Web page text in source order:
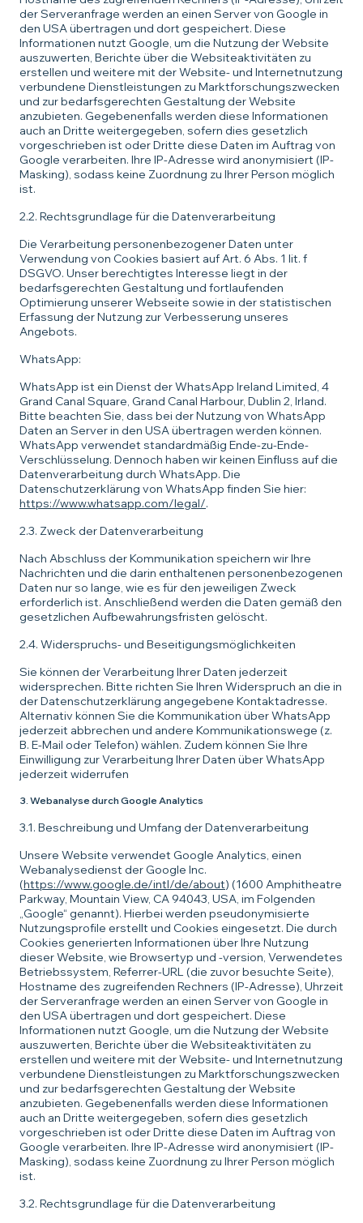
der Serveranfrage werden an einen Server von Google in
den USA übertragen und dort gespeichert. Diese
Informationen nutzt Google, um die Nutzung der Website
auszuwerten, Berichte über die Websiteaktivitäten zu
erstellen und weitere mit der Website- und Internetnutzung
verbundene Dienstleistungen zu Marktforschungszwecken
und zur bedarfsgerechten Gestaltung der Website
anzubieten. Gegebenenfalls werden diese Informationen
auch an Dritte weitergegeben, sofern dies gesetzlich
vorgeschrieben ist oder Dritte diese Daten im Auftrag von
Google verarbeiten. Ihre IP-Adresse wird anonymisiert (IP-
Masking), sodass keine Zuordnung zu Ihrer Person möglich
ist.
2.2. Rechtsgrundlage für die Datenverarbeitung
Die Verarbeitung personenbezogener Daten unter
Verwendung von Cookies basiert auf Art. 6 Abs. 1 lit. f
DSGVO. Unser berechtigtes Interesse liegt in der
bedarfsgerechten Gestaltung und fortlaufenden
Optimierung unserer Webseite sowie in der statistischen
Erfassung der Nutzung zur Verbesserung unseres
Angebots.
WhatsApp:
WhatsApp ist ein Dienst der WhatsApp Ireland Limited, 4
Grand Canal Square, Grand Canal Harbour, Dublin 2, Irland.
Bitte beachten Sie, dass bei der Nutzung von WhatsApp
Daten an Server in den USA übertragen werden können.
WhatsApp verwendet standardmäßig Ende-zu-Ende-
Verschlüsselung. Dennoch haben wir keinen Einfluss auf die
Datenverarbeitung durch WhatsApp. Die
Datenschutzerklärung von WhatsApp finden Sie hier:
https://www.whatsapp.com/legal/.
2.3. Zweck der Datenverarbeitung
Nach Abschluss der Kommunikation speichern wir Ihre
Nachrichten und die darin enthaltenen personenbezogenen
Daten nur so lange, wie es für den jeweiligen Zweck
erforderlich ist. Anschließend werden die Daten gemäß den
gesetzlichen Aufbewahrungsfristen gelöscht.
2.4. Widerspruchs- und Beseitigungsmöglichkeiten
Sie können der Verarbeitung Ihrer Daten jederzeit
widersprechen. Bitte richten Sie Ihren Widerspruch an die in
der Datenschutzerklärung angegebene Kontaktadresse.
Alternativ können Sie die Kommunikation über WhatsApp
jederzeit abbrechen und andere Kommunikationswege (z.
B. E-Mail oder Telefon) wählen. Zudem können Sie Ihre
Einwilligung zur Verarbeitung Ihrer Daten über WhatsApp
jederzeit widerrufen
3. Webanalyse durch Google Analytics
3.1. Beschreibung und Umfang der Datenverarbeitung
Unsere Website verwendet Google Analytics, einen
Webanalysedienst der Google Inc.
(https://www.google.de/intl/de/about) (1600 Amphitheatre
Parkway, Mountain View, CA 94043, USA, im Folgenden
„Google“ genannt). Hierbei werden pseudonymisierte
Nutzungsprofile erstellt und Cookies eingesetzt. Die durch
Cookies generierten Informationen über Ihre Nutzung
dieser Website, wie Browsertyp und -version, Verwendetes
Betriebssystem, Referrer-URL (die zuvor besuchte Seite),
Hostname des zugreifenden Rechners (IP-Adresse), Uhrzeit
der Serveranfrage werden an einen Server von Google in
den USA übertragen und dort gespeichert. Diese
Informationen nutzt Google, um die Nutzung der Website
auszuwerten, Berichte über die Websiteaktivitäten zu
erstellen und weitere mit der Website- und Internetnutzung
verbundene Dienstleistungen zu Marktforschungszwecken
und zur bedarfsgerechten Gestaltung der Website
anzubieten. Gegebenenfalls werden diese Informationen
auch an Dritte weitergegeben, sofern dies gesetzlich
vorgeschrieben ist oder Dritte diese Daten im Auftrag von
Google verarbeiten. Ihre IP-Adresse wird anonymisiert (IP-
Masking), sodass keine Zuordnung zu Ihrer Person möglich
ist.
3.2. Rechtsgrundlage für die Datenverarbeitung